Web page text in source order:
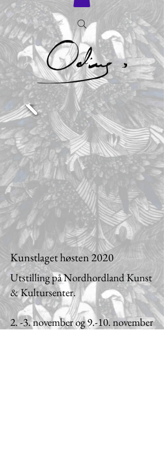
Kunstlaget høsten 2020
Utstilling på Nordhordland Kunst
& Kultursenter.
2. -3. november og 9.-10. november